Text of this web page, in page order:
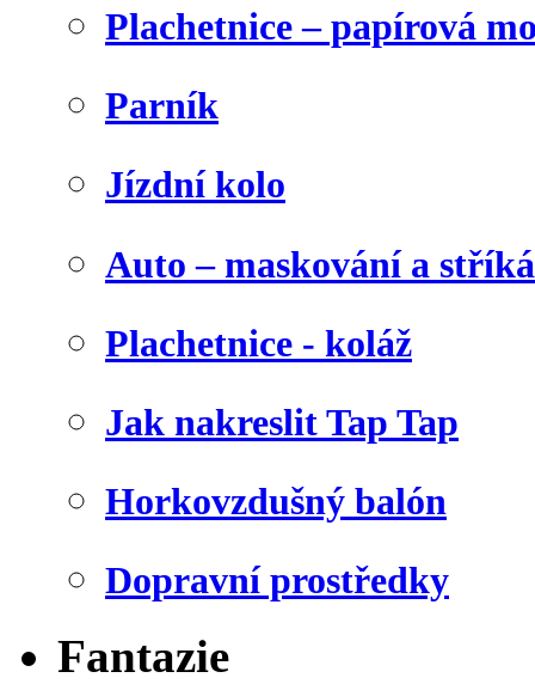
Plachetnice – papírová
Parník
Jízdní kolo
Auto – maskování a
Plachetnice - koláž
Jak nakreslit Tap Tap
Horkovzdušný balón
Dopravní prostředky
Fantazie